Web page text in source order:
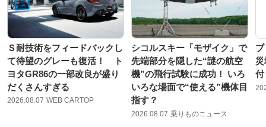
Ｓ耐技術をフィードバックし
て待望のグレーも復活！ ト
ヨタGR86の一部改良が盛り
だくさんすぎる
2026.08.07 WEB CARTOP
シコルスキー「モザイク」で
先端部分を隠した“謎の航空
機”の飛行試験に成功！ いろ
いろな場面で“使える”機体目
指す？
2026.08.07 乗りものニュース
付